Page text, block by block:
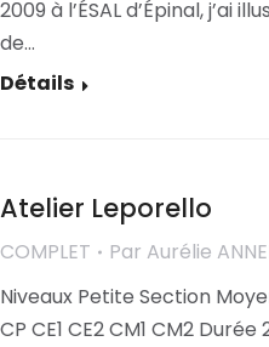
2009 à l’ÉSAL d’Épinal, j’ai
de…
Détails
Atelier Leporello
COMPLET Par Aurélie
Niveaux Petite Section
CP CE1 CE2 CM1 CM2